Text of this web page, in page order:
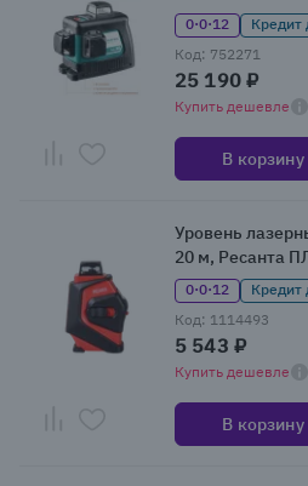
0·0·12
Кредит
Код: 752271
25 190 ₽
Купить дешевле
В корзину
Уровень
20 м, Ресанта
0·0·12
Кредит
Код: 1114493
5 543 ₽
Купить дешевле
В корзину